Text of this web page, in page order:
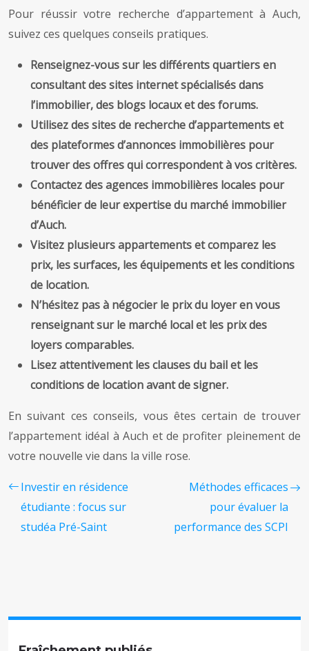
Pour réussir votre recherche d’appartement à Auch,
suivez ces quelques conseils pratiques.
Renseignez-vous sur les différents quartiers en
consultant des sites internet spécialisés dans
l’immobilier, des blogs locaux et des forums.
Utilisez des sites de recherche d’appartements et
des plateformes d’annonces immobilières pour
trouver des offres qui correspondent à vos critères.
Contactez des agences immobilières locales pour
bénéficier de leur expertise du marché immobilier
d’Auch.
Visitez plusieurs appartements et comparez les
prix, les surfaces, les équipements et les conditions
de location.
N’hésitez pas à négocier le prix du loyer en vous
renseignant sur le marché local et les prix des
loyers comparables.
Lisez attentivement les clauses du bail et les
conditions de location avant de signer.
En suivant ces conseils, vous êtes certain de trouver
l’appartement idéal à Auch et de profiter pleinement de
votre nouvelle vie dans la ville rose.
Investir en résidence
étudiante : focus sur
studéa Pré-Saint
Méthodes efficaces
pour évaluer la
performance des SCPI